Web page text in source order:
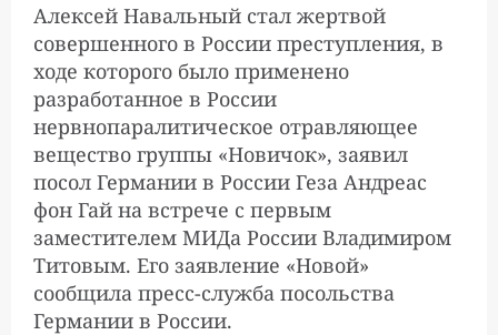
Алексей Навальный стал жертвой
совершенного в России преступления, в
ходе которого было применено
разработанное в России
нервнопаралитическое отравляющее
вещество группы «Новичок», заявил
посол Германии в России Геза Андреас
фон Гай на встрече с первым
заместителем МИДа России Владимиром
Титовым. Его заявление «Новой»
сообщила пресс-служба посольства
Германии в России.